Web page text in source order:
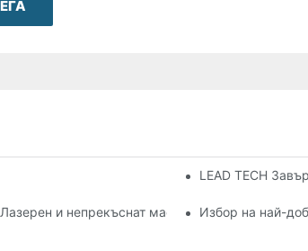
нашата услуга не LEAD TECH
и непрекъснат мастилено-струен печат
Избор на най-